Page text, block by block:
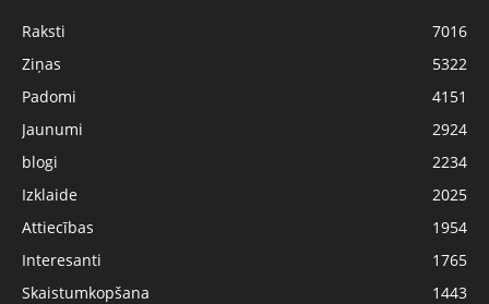
Raksti
7016
Ziņas
5322
Padomi
4151
Jaunumi
2924
blogi
2234
Izklaide
2025
Attiecības
1954
Interesanti
1765
Skaistumkopšana
1443